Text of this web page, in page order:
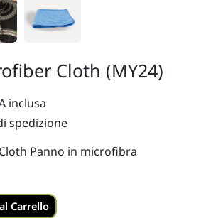
Cloth (MY24)
inclusa
spedizione
Panno in microfibra
Carrello